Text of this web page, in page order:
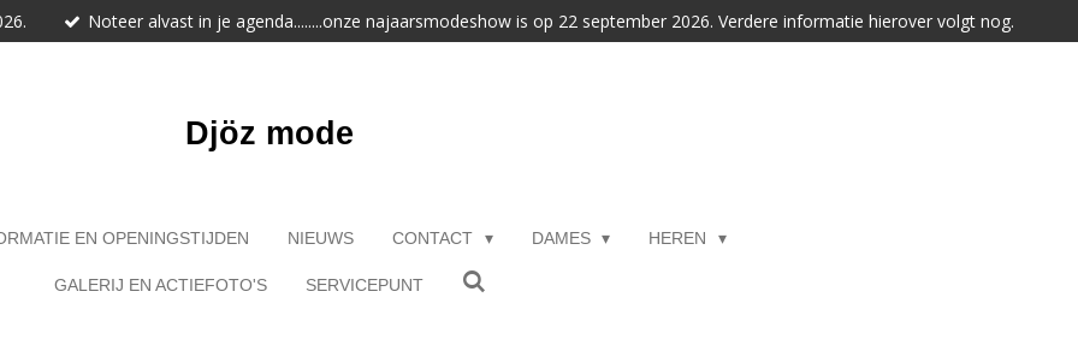
Noteer alvast in je agenda........onze najaarsmodeshow is op 22 september 2026. Verdere informatie hierover volgt nog.
Djöz mode
EN OPENINGSTIJDEN NIEUWS CONTACT DAMES HEREN
GALERIJ EN ACTIEFOTO'S SERVICEPUNT